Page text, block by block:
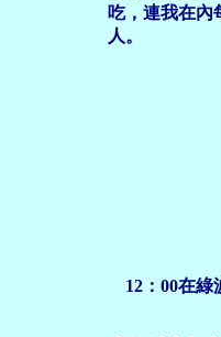
吃，連我在內
人。
12：00在綠